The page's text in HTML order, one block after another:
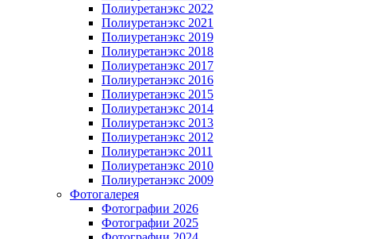
Полиуретанэкс 2022
Полиуретанэкс 2021
Полиуретанэкс 2019
Полиуретанэкс 2018
Полиуретанэкс 2017
Полиуретанэкс 2016
Полиуретанэкс 2015
Полиуретанэкс 2014
Полиуретанэкс 2013
Полиуретанэкс 2012
Полиуретанэкс 2011
Полиуретанэкс 2010
Полиуретанэкс 2009
Фотогалерея
Фотографии 2026
Фотографии 2025